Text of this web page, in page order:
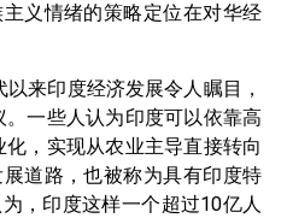
义情绪的策略定位在对华经
来印度经济发展令人瞩目，
一些人认为印度可以依靠高
，实现从农业主导直接转向
展道路，也被称为具有印度特
，印度这样一个超过10亿人